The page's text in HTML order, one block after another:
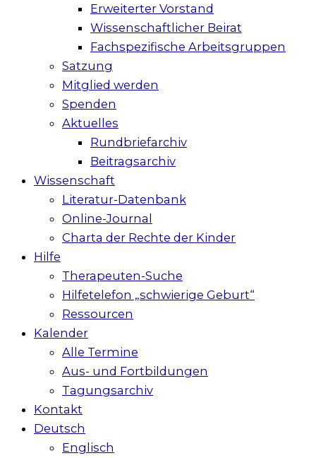
Erweiterter Vorstand
Wissenschaftlicher Beirat
Fachspezifische Arbeitsgruppen
Satzung
Mitglied werden
Spenden
Aktuelles
Rundbriefarchiv
Beitragsarchiv
Wissenschaft
Literatur-Datenbank
Online-Journal
Charta der Rechte der Kinder
Hilfe
Therapeuten-Suche
Hilfetelefon „schwierige Geburt“
Ressourcen
Kalender
Alle Termine
Aus- und Fortbildungen
Tagungsarchiv
Kontakt
Deutsch
Englisch